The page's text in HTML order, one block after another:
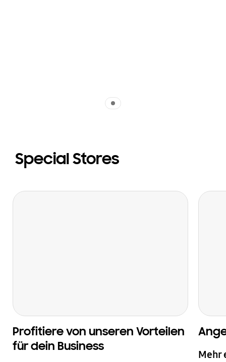
Special Stores
Profitiere von unseren Vorteilen
für dein Business
Mehr